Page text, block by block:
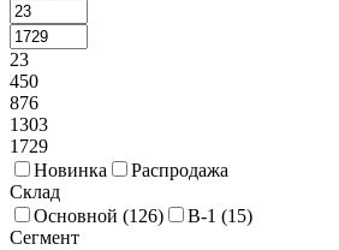
23
450
876
1303
1729
Новинка
Распродажа
Склад
Основной (126) В-1 (15)
Сегмент